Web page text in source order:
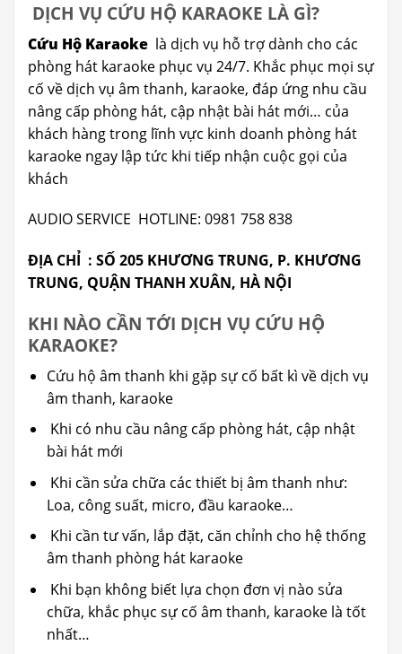
DỊCH VỤ CỨU HỘ KARAOKE LÀ GÌ?
Cứu Hộ Karaoke là dịch vụ hỗ trợ dành cho các
phòng hát karaoke phục vụ 24/7. Khắc phục mọi sự
cố về dịch vụ âm thanh, karaoke, đáp ứng nhu cầu
nâng cấp phòng hát, cập nhật bài hát mới… của
khách hàng trong lĩnh vực kinh doanh phòng hát
karaoke ngay lập tức khi tiếp nhận cuộc gọi của
khách
AUDIO SERVICE HOTLINE: 0981 758 838‬‬‬‬
ĐỊA CHỈ : SỐ 205 KHƯƠNG TRUNG, P. KHƯƠNG
TRUNG, QUẬN THANH XUÂN, HÀ NỘI
KHI NÀO CẦN TỚI DỊCH VỤ CỨU HỘ
KARAOKE?
Cứu hộ âm thanh khi gặp sự cố bất kì về dịch vụ
âm thanh, karaoke
Khi có nhu cầu nâng cấp phòng hát, cập nhật
bài hát mới
Khi cần sửa chữa các thiết bị âm thanh như:
Loa, công suất, micro, đầu karaoke…
Khi cần tư vấn, lắp đặt, căn chỉnh cho hệ thống
âm thanh phòng hát karaoke
Khi bạn không biết lựa chọn đơn vị nào sửa
chữa, khắc phục sự cố âm thanh, karaoke là tốt
nhất…